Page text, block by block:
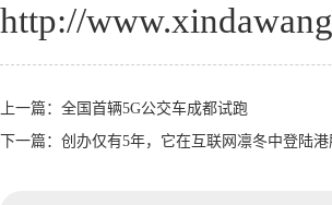
http://
上一篇： 全国首辆5G公交车成都试跑
下一篇： 创办仅有5年，它在互联网凛冬中登陆